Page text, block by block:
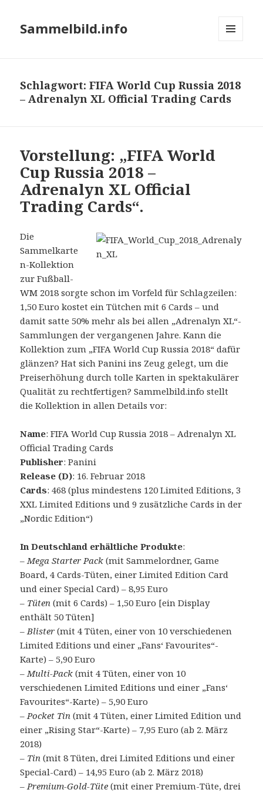
Sammelbild.info
Schlagwort:FIFA World Cup Russia 2018
– Adrenalyn XL Official Trading Cards
Vorstellung: „FIFA World
Cup Russia 2018 –
Adrenalyn XL Official
Trading Cards“.
Die
Sammelkarte
n-Kollektion
zur Fußball-
WM 2018 sorgte schon im Vorfeld für Schlagzeilen:
1,50 Euro kostet ein Tütchen mit 6 Cards – und
damit satte 50% mehr als bei allen „Adrenalyn XL“-
Sammlungen der vergangenen Jahre. Kann die
Kollektion zum „FIFA World Cup Russia 2018“ dafür
glänzen? Hat sich Panini ins Zeug gelegt, um die
Preiserhöhung durch tolle Karten in spektakulärer
Qualität zu rechtfertigen? Sammelbild.info stellt
die Kollektion in allen Details vor:
Name: FIFA World Cup Russia 2018 – Adrenalyn XL
Official Trading Cards
Publisher: Panini
Release (D): 16. Februar 2018
Cards: 468 (plus mindestens 120 Limited Editions, 3
XXL Limited Editions und 9 zusätzliche Cards in der
„Nordic Edition“)
In Deutschland erhältliche Produkte:
–Mega Starter Pack (mit Sammelordner, Game
Board, 4 Cards-Tüten, einer Limited Edition Card
und einer Special Card) – 8,95 Euro
– Tüten (mit 6 Cards) – 1,50 Euro [ein Display
enthält 50 Tüten]
–Blister (mit 4 Tüten, einer von 10 verschiedenen
Limited Editions und einer „Fans‘ Favourites“-
Karte) – 5,90 Euro
–Multi-Pack (mit 4 Tüten, einer von 10
verschiedenen Limited Editions und einer „Fans‘
Favourites“-Karte) – 5,90 Euro
–Pocket Tin (mit 4 Tüten, einer Limited Edition und
einer „Rising Star“-Karte) – 7,95 Euro (ab 2. März
2018)
– Tin (mit 8 Tüten, drei Limited Editions und einer
Special-Card) – 14,95 Euro (ab 2. März 2018)
–Premium-Gold-Tüte (mit einer Premium-Tüte, drei